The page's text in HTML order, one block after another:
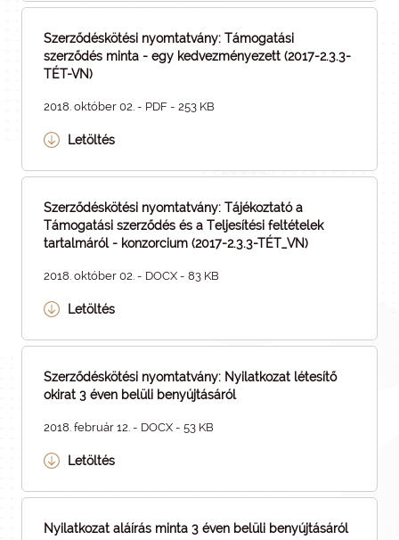
Szerződéskötési nyomtatvány: Támogatási
szerződés minta - egy kedvezményezett (2017-2.3.3-
TÉT-VN)
2018. október 02. - PDF - 253 KB
Letöltés
Szerződéskötési nyomtatvány: Tájékoztató a
Támogatási szerződés és a Teljesítési feltételek
tartalmáról - konzorcium (2017-2.3.3-TÉT_VN)
2018. október 02. - DOCX - 83 KB
Letöltés
Szerződéskötési nyomtatvány: Nyilatkozat létesítő
okirat 3 éven belüli benyújtásáról
2018. február 12. - DOCX - 53 KB
Letöltés
Nyilatkozat aláírás minta 3 éven belüli benyújtásáról